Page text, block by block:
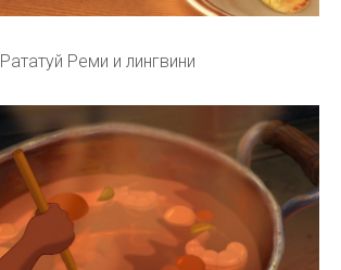
Рататуй Реми и лингвини